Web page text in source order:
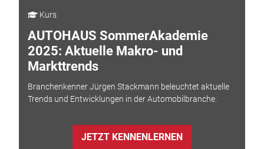
Kurs
AUTOHAUS SommerAkademie
2025: Aktuelle Makro- und
Markttrends
Branchenkenner Jürgen Stackmann beleuchtet aktuelle
Trends und Entwicklungen in der Automobilbranche.
JETZT KENNENLERNEN